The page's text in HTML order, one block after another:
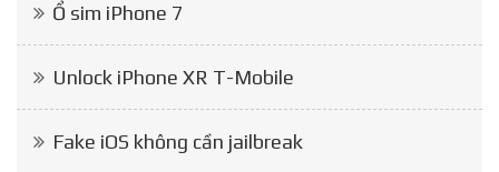
Ổ sim iPhone 7
Unlock iPhone XR T-Mobile
Fake iOS không cần jailbreak